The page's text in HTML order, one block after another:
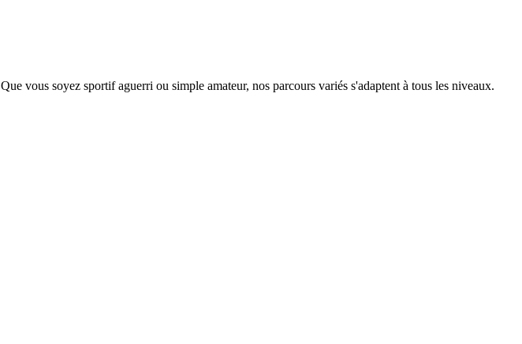
Que vous soyez sportif aguerri ou simple amateur, nos parcours variés s'adaptent à tous les niveaux.